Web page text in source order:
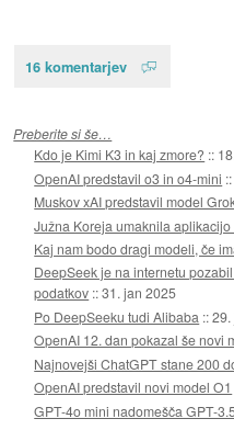
16 komentarjev
Preberite si še…
Kdo je Kimi K3 in kaj zmore? ::
OpenAI predstavil o3 in o4-mini ::
Muskov xAI predstavil model
Južna Koreja umaknila
Kaj nam bodo dragi modeli, če
DeepSeek je na internetu
podatkov ::31. jan 2025
Po DeepSeeku tudi Alibaba ::
OpenAI 12. dan pokazal še novi
Najnovejši ChatGPT stane 200
OpenAI predstavil novi model O1
GPT-4o mini nadomešča GPT-